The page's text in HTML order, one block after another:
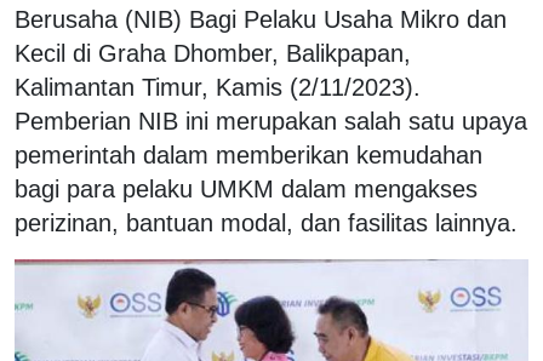
Berusaha (NIB) Bagi Pelaku Usaha Mikro dan
Kecil di Graha Dhomber, Balikpapan,
Kalimantan Timur, Kamis (2/11/2023).
Pemberian NIB ini merupakan salah satu upaya
pemerintah dalam memberikan kemudahan
bagi para pelaku UMKM dalam mengakses
perizinan, bantuan modal, dan fasilitas lainnya.